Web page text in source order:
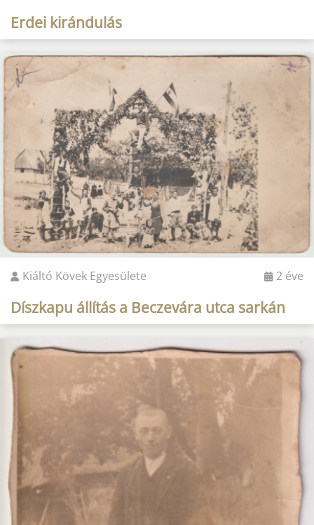
Erdei kirándulás
Kiáltó Kövek Egyesülete 2 éve
Díszkapu állítás a Beczevára utca sarkán